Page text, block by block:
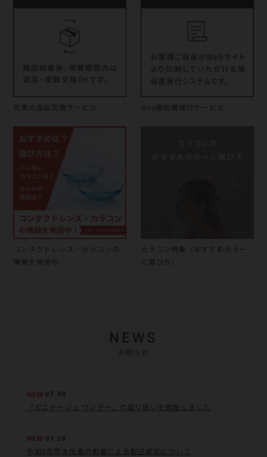
充実の返品交換サービス Web領収書発行サービス
コンタクトレンズ・カラコンの
情報を発信中
カラコン特集（おすすめカラー
と選び方）
NEWS
お知らせ
NEW 07.30
「ピエナージュ ワンデー」の取り扱いを開始しました
NEW 07.29
令和8年熊本地震の影響による配送遅延について